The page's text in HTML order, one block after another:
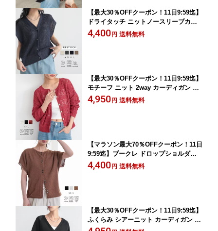
【最大30％OFFクーポン！11日9:59迄】
ドライタッチ ニットノースリーブカー
ディガン 羽織 重ね着 透け感 ノースリ
ーブ サマーニット シンプル おしゃれ
4,400円 送料無料
【最大30％OFFクーポン！11日9:59迄】
モチーフ ニット 2way カーディガン 羽
織 トップス 前後 2WAY 編み柄 レディ
ース 長袖 涼やか 風通し 洗濯機可 タン
4,950円 送料無料
【マラソン最大70％OFFクーポン！11日
9:59迄】ブークレ ドロップショルダー
カーディガン 羽織 トップス レディース
さらり クルーネック 無地 シンプル 2つ
4,400円 送料無料
【最大30％OFFクーポン！11日9:59迄】
ふくらみ シアーニット カーディガン 羽
織 長袖 トップス Vネック レディース